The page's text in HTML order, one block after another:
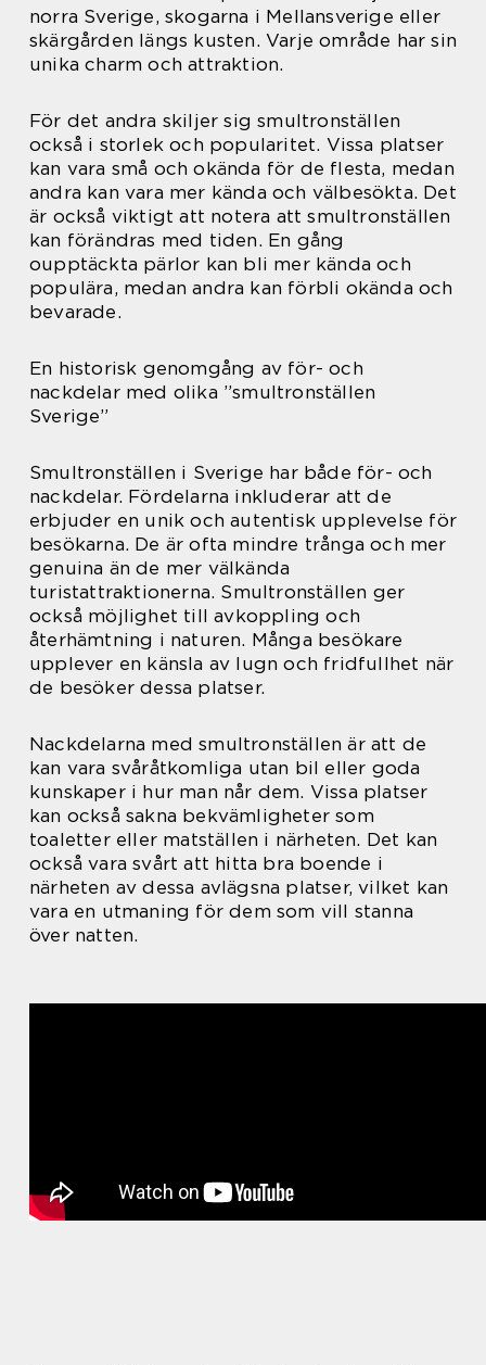
norra Sverige, skogarna i Mellansverige eller
skärgården längs kusten. Varje område har sin
unika charm och attraktion.
För det andra skiljer sig smultronställen
också i storlek och popularitet. Vissa platser
kan vara små och okända för de flesta, medan
andra kan vara mer kända och välbesökta. Det
är också viktigt att notera att smultronställen
kan förändras med tiden. En gång
oupptäckta pärlor kan bli mer kända och
populära, medan andra kan förbli okända och
bevarade.
En historisk genomgång av för- och
nackdelar med olika ”smultronställen
Sverige”
Smultronställen i Sverige har både för- och
nackdelar. Fördelarna inkluderar att de
erbjuder en unik och autentisk upplevelse för
besökarna. De är ofta mindre trånga och mer
genuina än de mer välkända
turistattraktionerna. Smultronställen ger
också möjlighet till avkoppling och
återhämtning i naturen. Många besökare
upplever en känsla av lugn och fridfullhet när
de besöker dessa platser.
Nackdelarna med smultronställen är att de
kan vara svåråtkomliga utan bil eller goda
kunskaper i hur man når dem. Vissa platser
kan också sakna bekvämligheter som
toaletter eller matställen i närheten. Det kan
också vara svårt att hitta bra boende i
närheten av dessa avlägsna platser, vilket kan
vara en utmaning för dem som vill stanna
över natten.